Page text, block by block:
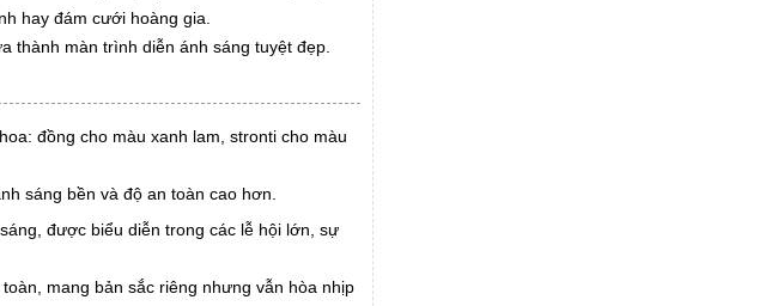
hay đám cưới hoàng gia.
thành màn trình diễn ánh sáng tuyệt đẹp.
đồng cho màu xanh lam, stronti cho màu
sáng bền và độ an toàn cao hơn.
được biểu diễn trong các lễ hội lớn, sự
mang bản sắc riêng nhưng vẫn hòa nhịp